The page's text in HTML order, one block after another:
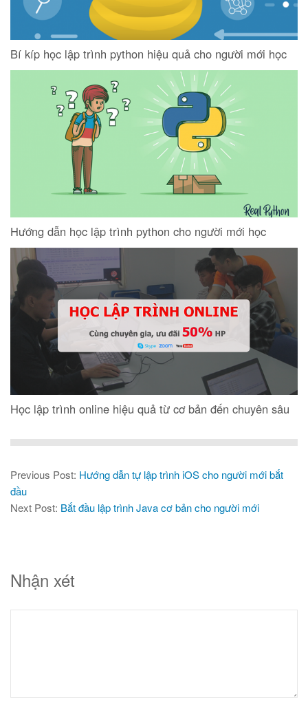
Bí kíp học lập trình python hiệu quả cho người mới học
Hướng dẫn học lập trình python cho người mới học
Học lập trình online hiệu quả từ cơ bản đến chuyên sâu
Previous Post: Hướng dẫn tự lập trình iOS cho người mới bắt
đầu
Next Post: Bắt đầu lập trình Java cơ bản cho người mới
Nhận xét